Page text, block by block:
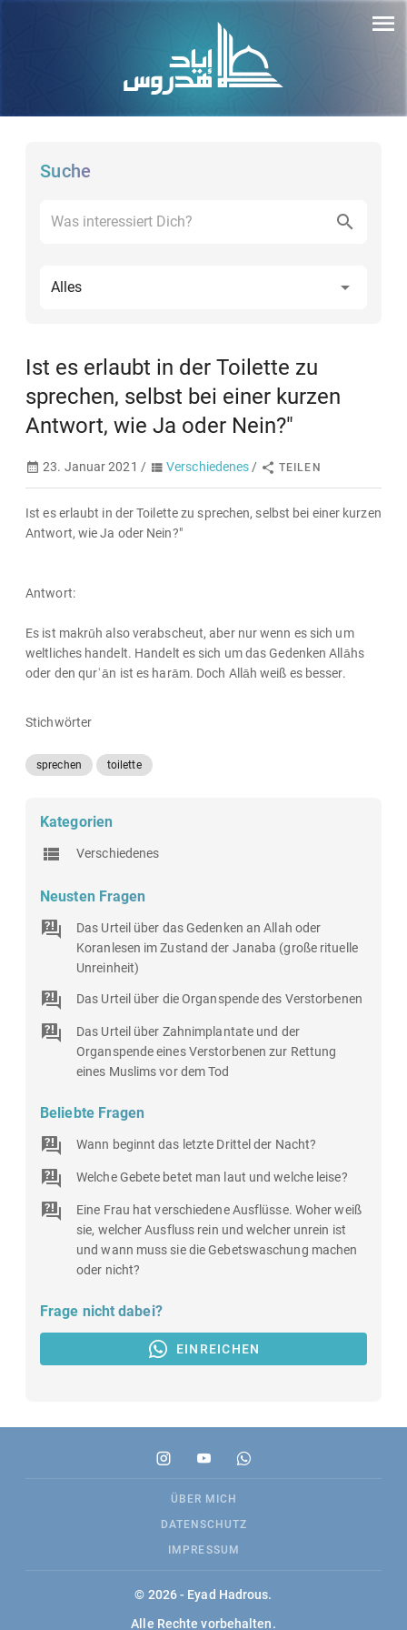
Suche
Alles
Ist es erlaubt in der Toilette zu
sprechen, selbst bei einer kurzen
Antwort, wie Ja oder Nein?"
23. Januar 2021 / Verschiedenes / TEILEN
Ist es erlaubt in der Toilette zu sprechen, selbst bei einer kurzen
Antwort, wie Ja oder Nein?"
Antwort:
Es ist makrūh also verabscheut, aber nur wenn es sich um
weltliches handelt. Handelt es sich um das Gedenken Allāhs
oder den qurʿān ist es harām. Doch Allāh weiß es besser.
Stichwörter
sprechen toilette
Kategorien
Verschiedenes
Neusten Fragen
Das Urteil über das Gedenken an Allah oder
Koranlesen im Zustand der Janaba (große rituelle
Unreinheit)
Das Urteil über die Organspende des Verstorbenen
Das Urteil über Zahnimplantate und der
Organspende eines Verstorbenen zur Rettung
eines Muslims vor dem Tod
Beliebte Fragen
Wann beginnt das letzte Drittel der Nacht?
Welche Gebete betet man laut und welche leise?
Eine Frau hat verschiedene Ausflüsse. Woher weiß
sie, welcher Ausfluss rein und welcher unrein ist
und wann muss sie die Gebetswaschung machen
oder nicht?
Frage nicht dabei?
EINREICHEN
ÜBER MICH
DATENSCHUTZ
IMPRESSUM
© 2026 - Eyad Hadrous.
Alle Rechte vorbehalten.